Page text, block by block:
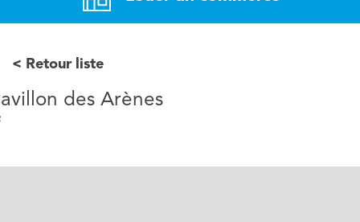
Retour liste
des Arènes